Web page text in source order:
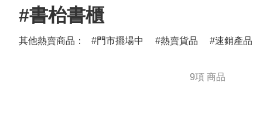
#書枱書櫃
其他熱賣商品： 門市擺場中 熱賣貨品 速銷產品
9項 商品